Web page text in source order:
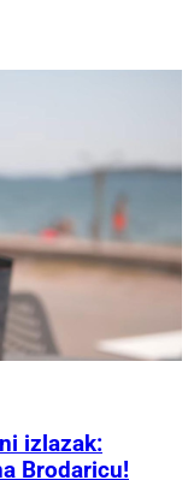
izlazak:
Brodaricu!